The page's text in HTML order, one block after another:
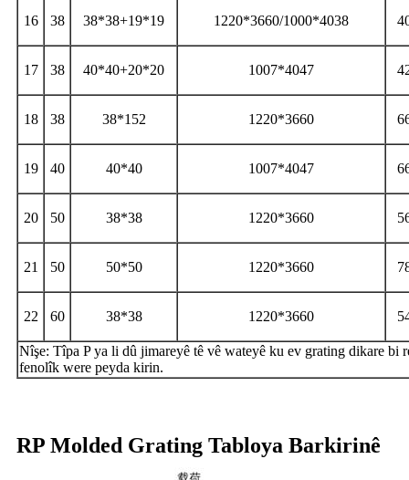
16 38 38*38+19*19 1220*3660/1000*4038
17 38 40*40+20*20 1007*4047
18 38 38*152 1220*3660
19 40 40*40 1007*4047
20 50 38*38 1220*3660
21 50 50*50 1220*3660
22 60 38*38 1220*3660
Nîşe: Tîpa P ya li dû jimareyê tê vê wateyê ku ev grating dikare bi
fenolîk were peyda kirin.
RP Molded Grating Tabloya Barkirinê